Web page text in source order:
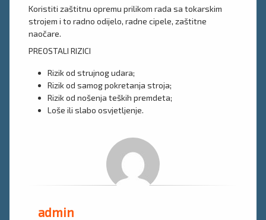
Koristiti zaštitnu opremu prilikom rada sa tokarskim
strojem i to radno odijelo, radne cipele, zaštitne
naočare.
PREOSTALI RIZICI
Rizik od strujnog udara;
Rizik od samog pokretanja stroja;
Rizik od nošenja teških premdeta;
Loše ili slabo osvjetljenje.
admin